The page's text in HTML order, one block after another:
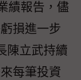
績報告，儘
損進一步
陳立武持續
每筆投資